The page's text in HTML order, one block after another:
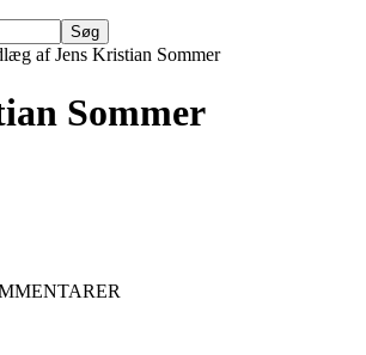
af Jens Kristian Sommer
Sommer